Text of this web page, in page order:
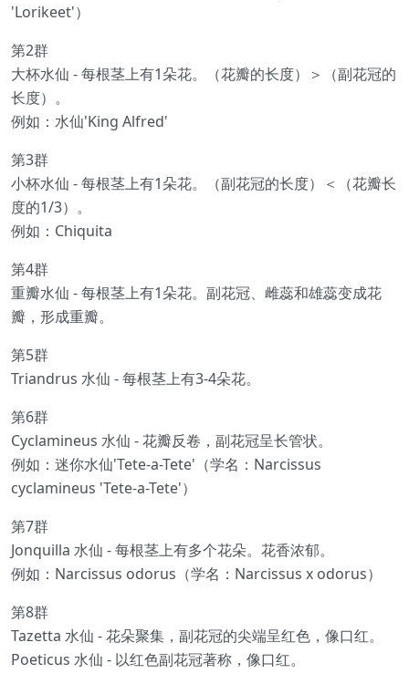
'Lorikeet'）
第2群
大杯水仙 - 每根茎上有1朵花。（花瓣的长度）＞（副花冠的
长度）。
例如：水仙'King Alfred'
第3群
小杯水仙 - 每根茎上有1朵花。（副花冠的长度）＜（花瓣长
度的1/3）。
例如：Chiquita
第4群
重瓣水仙 - 每根茎上有1朵花。副花冠、雌蕊和雄蕊变成花
瓣，形成重瓣。
第5群
Triandrus 水仙 - 每根茎上有3-4朵花。
第6群
Cyclamineus 水仙 - 花瓣反卷，副花冠呈长管状。
例如：迷你水仙'Tete-a-Tete'（学名：Narcissus
cyclamineus 'Tete-a-Tete'）
第7群
Jonquilla 水仙 - 每根茎上有多个花朵。花香浓郁。
例如：Narcissus odorus（学名：Narcissus x odorus）
第8群
Tazetta 水仙 - 花朵聚集，副花冠的尖端呈红色，像口红。
Poeticus 水仙 - 以红色副花冠著称，像口红。